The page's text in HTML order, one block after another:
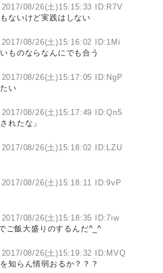
2017/08/26(土)15:15:33 ID:R7V
ないけど実践はしない
2017/08/26(土)15:16:02 ID:1Mi
ものならなんにでも合う
2017/08/26(土)15:17:05 ID:NgP
い
2017/08/26(土)15:17:49 ID:Qn5
れたな」
2017/08/26(土)15:18:02 ID:LZU
2017/08/26(土)15:18:11 ID:9vP
2017/08/26(土)15:18:35 ID:7iw
ご飯大盛りのするんだ^_^
2017/08/26(土)15:19:32 ID:MVQ
知らん情弱おるか？？？